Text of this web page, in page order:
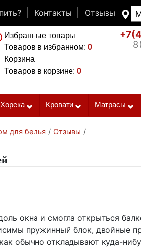
Контакты Отзывы
Избранные товары
Товаров в избранном: 0
Корзина
Товаров в корзине: 0
Хорека Кровати Матрасы
для белья / Отзывы /
окна и смогла открыться
пружинный блок, двойные
обычно откладывают куда-